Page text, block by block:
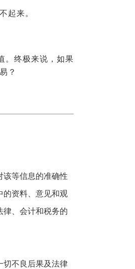
起来。
。终极来说，如果
？
该等信息的准确性
的资料、意见和观
律、会计和税务的
切不良后果及法律